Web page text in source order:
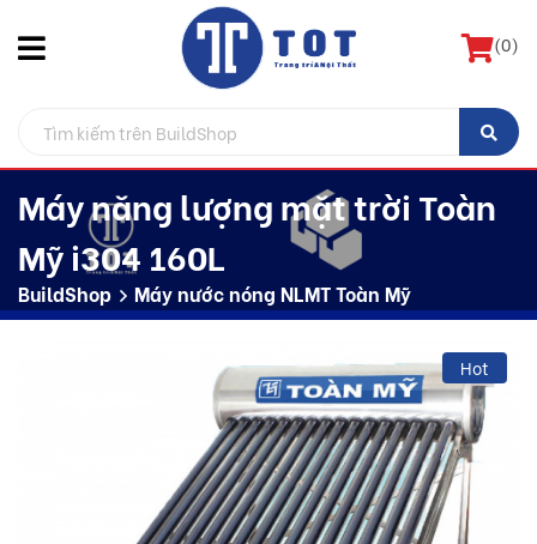
(0)
Máy năng lượng mặt trời Toàn
Mỹ i304 160L
BuildShop Máy nước nóng NLMT Toàn Mỹ
Hot